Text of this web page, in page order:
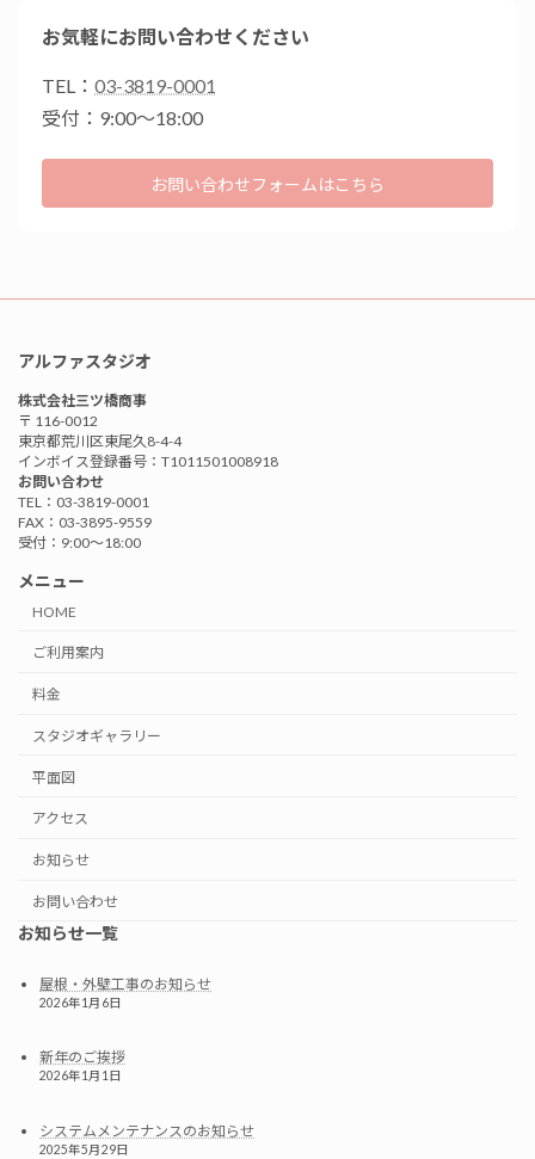
お気軽にお問い合わせください
TEL： 03-3819-0001
受付：9:00〜18:00
お問い合わせフォームはこちら
アルファスタジオ
株式会社三ツ橋商事
〒 116-0012
東京都荒川区東尾久8-4-4
インボイス登録番号：T1011501008918
お問い合わせ
TEL：03-3819-0001
FAX：03-3895-9559
受付：9:00〜18:00
メニュー
HOME
ご利用案内
料金
スタジオギャラリー
平面図
アクセス
お知らせ
お問い合わせ
お知らせ一覧
屋根・外壁工事のお知らせ
2026年1月6日
新年のご挨拶
2026年1月1日
システムメンテナンスのお知らせ
2025年5月29日